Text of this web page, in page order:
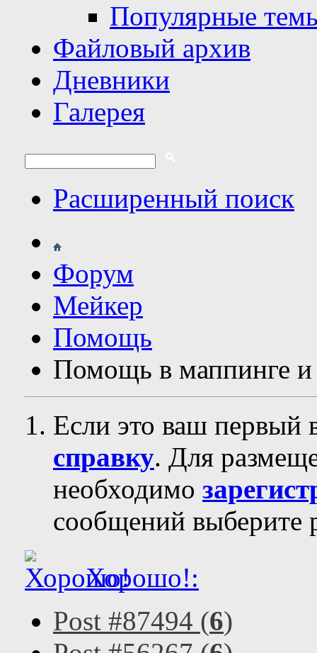
Популярные
Файловый архив
Дневники
Галерея
Расширенный поиск
Форум
Мейкер
Помощь
Помощь в маппинге и
Если это ваш первый
справку. Для
необходимо
сообщений выберите
Хорошо!:
Post #87494 (6)